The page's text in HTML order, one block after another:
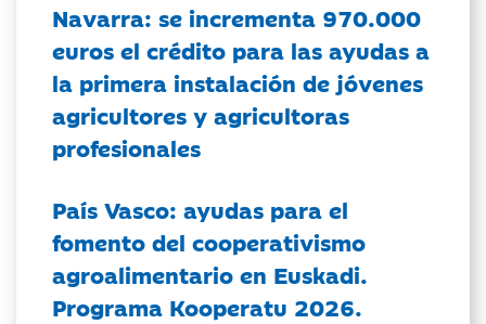
Navarra: se incrementa 970.000
euros el crédito para las ayudas a
la primera instalación de jóvenes
agricultores y agricultoras
profesionales
País Vasco: ayudas para el
fomento del cooperativismo
agroalimentario en Euskadi.
Programa Kooperatu 2026.